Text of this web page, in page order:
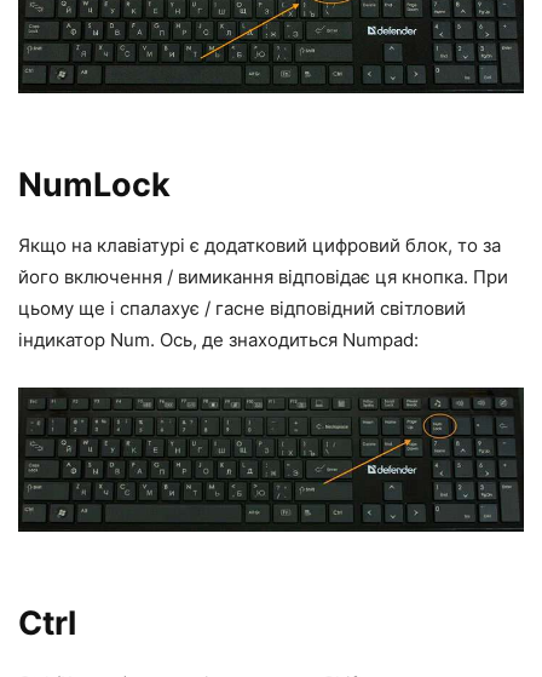
NumLock
Якщо на клавіатурі є додатковий цифровий блок, то за
його включення / вимикання відповідає ця кнопка. При
цьому ще і спалахує / гасне відповідний світловий
індикатор Num. Ось, де знаходиться Numpad:
Ctrl